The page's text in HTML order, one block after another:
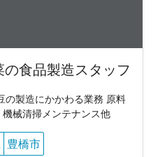
食品製造スタッフ
の製造にかかわる業務 原料
械清掃メンテナンス他
豊橋市